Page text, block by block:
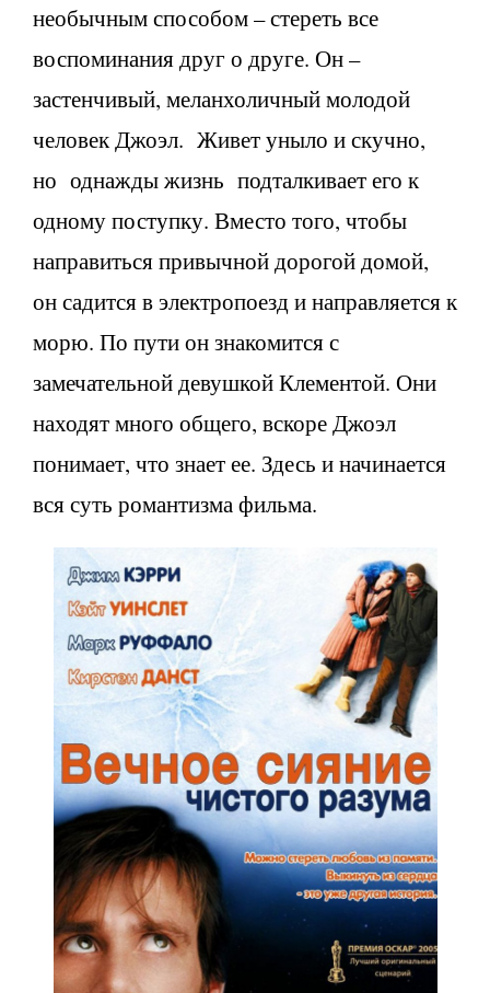
необычным способом – стереть все
воспоминания друг о друге. Он –
застенчивый, меланхоличный молодой
человек Джоэл. Живет уныло и скучно,
но однажды жизнь подталкивает его к
одному поступку. Вместо того, чтобы
направиться привычной дорогой домой,
он садится в электропоезд и направляется к
морю. По пути он знакомится с
замечательной девушкой Клементой. Они
находят много общего, вскоре Джоэл
понимает, что знает ее. Здесь и начинается
вся суть романтизма фильма.